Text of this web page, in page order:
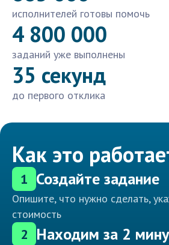
исполнителей готовы помочь
4 800 000
заданий уже выполнены
35 секунд
до первого отклика
Как это
1 Создайте задание
Опишите, что нужно сделать,
стоимость
2 Находим за 2